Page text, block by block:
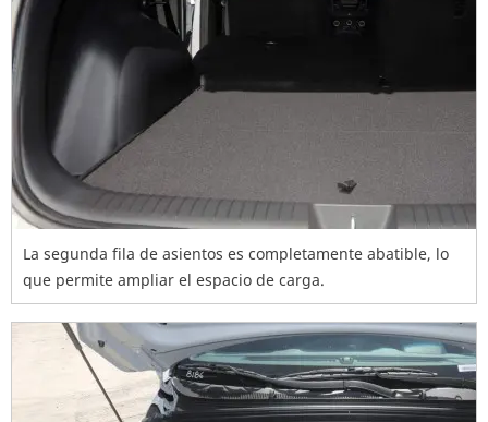
La segunda fila de asientos es completamente abatible, lo
que permite ampliar el espacio de carga.